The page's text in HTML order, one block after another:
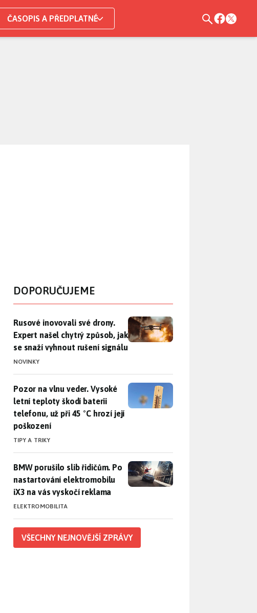
ČASOPIS A PŘEDPLATNÉ
DOPORUČUJEME
Rusové inovovali své drony. Expert našel chytrý způsob, jak se
Rusové inovovali své drony.
Expert našel chytrý způsob, jak
se snaží vyhnout rušení signálu
NOVINKY
Pozor na vlnu veder. Vysoké letní teploty škodí baterii telefonu,
Pozor na vlnu veder. Vysoké
letní teploty škodí baterii
telefonu, už při 45 °C hrozí její
poškození
TIPY A TRIKY
BMW porušilo slib řidičům. Po nastartování elektromobilu iX3 na
BMW porušilo slib řidičům. Po
nastartování elektromobilu
iX3 na vás vyskočí reklama
ELEKTROMOBILITA
VŠECHNY NEJNOVĚJŠÍ ZPRÁVY